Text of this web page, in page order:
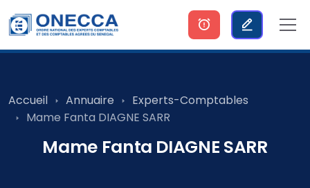
Accueil Annuaire
Experts-Comptables
Mame Fanta DIAGNE SARR
Mame Fanta DIAGNE SARR